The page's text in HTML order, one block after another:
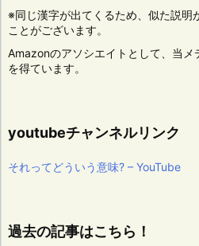
※同じ漢字が出てくるため、似た説明
ことがございます。
Amazonのアソシエイトとして、当メ
を得ています。
youtubeチャンネルリンク
それってどういう意味? – YouTube
過去の記事はこちら！